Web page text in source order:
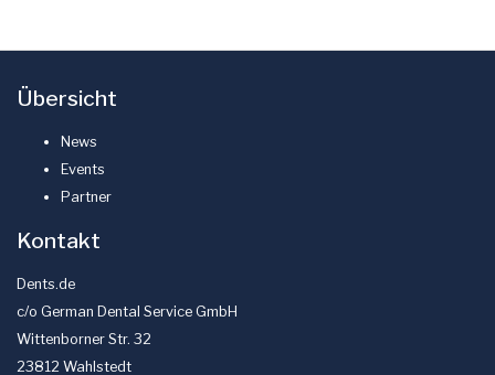
Übersicht
News
Events
Partner
Kontakt
Dents.de
c/o German Dental Service GmbH
Wittenborner Str. 32
23812 Wahlstedt